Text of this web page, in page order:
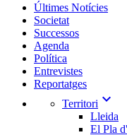
Últimes Notícies
Societat
Successos
Agenda
Política
Entrevistes
Reportatges
Territori expand_more
Lleida
El Pla